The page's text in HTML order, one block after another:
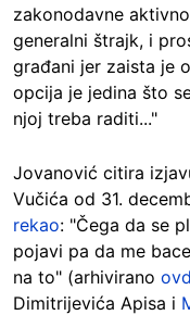
zakonodavne
generalni štrajk, i
građani jer zaista je
opcija je jedina što
njoj treba raditi..."
Jovanović citira
Vučića od 31.
rekao: "Čega da se
pojavi pa da me
na to" (arhivirano
Dimitrijevića Apisa i